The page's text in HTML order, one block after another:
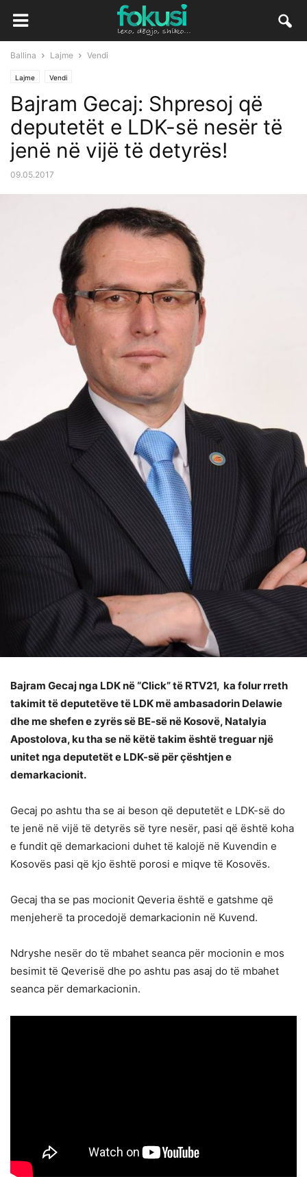
Ballina Lajme Vendi
Lajme Vendi
Bajram Gecaj: Shpresoj që
deputetët e LDK-së nesër të
jenë në vijë të detyrës!
09.05.2017
Bajram Gecaj nga LDK në “Click” të RTV21, ka folur rreth
takimit të deputetëve të LDK më ambasadorin Delawie
dhe me shefen e zyrës së BE-së në Kosovë, Natalyia
Apostolova, ku tha se në këtë takim është treguar një
unitet nga deputetët e LDK-së për çështjen e
demarkacionit.
Gecaj po ashtu tha se ai beson që deputetët e LDK-së do
te jenë në vijë të detyrës së tyre nesër, pasi që është koha
e fundit që demarkacioni duhet të kalojë në Kuvendin e
Kosovës pasi që kjo është porosi e miqve të Kosovës.
Gecaj tha se pas mocionit Qeveria është e gatshme që
menjeherë ta procedojë demarkacionin në Kuvend.
Ndryshe nesër do të mbahet seanca për mocionin e mos
besimit të Qeverisë dhe po ashtu pas asaj do të mbahet
seanca për demarkacionin.